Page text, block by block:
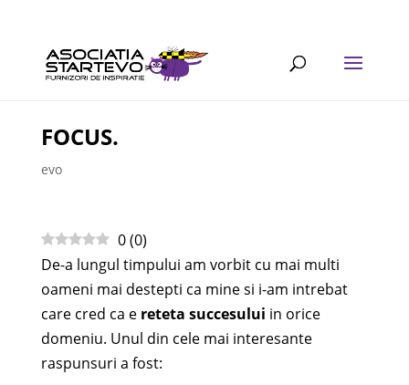
FOCUS.
evo
0 (0)
De-a lungul timpului am vorbit cu mai multi
oameni mai destepti ca mine si i-am intrebat
care cred ca e reteta succesului in orice
domeniu. Unul din cele mai interesante
raspunsuri a fost: